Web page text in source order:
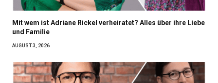
Mit wem ist Adriane Rickel verheiratet? Alles über ihre Liebe
und Familie
AUGUST 3, 2026